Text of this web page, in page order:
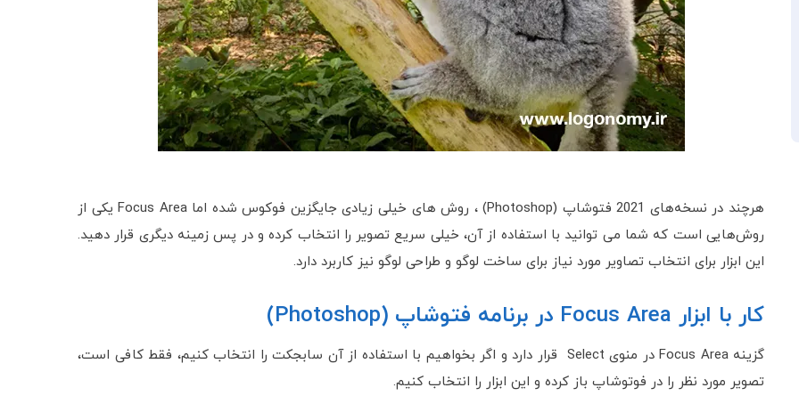
هرچند در نسخه‌های 2021 فتوشاپ (Photoshop) ، روش های خیلی زیادی جایگزین فوکوس شده اما Focus Area یکی از
روش‌هایی است که شما می توانید با استفاده از آن، خیلی سریع تصویر را انتخاب کرده و در پس زمینه دیگری قرار دهید.
این ابزار برای انتخاب تصاویر مورد نیاز برای ساخت لوگو و طراحی لوگو نیز کاربرد دارد.
کار با ابزار Focus Area در برنامه فتوشاپ (Photoshop)
گزینه Focus Area در منوی Select قرار دارد و اگر بخواهیم با استفاده از آن سابجکت را انتخاب کنیم، فقط کافی است،
تصویر مورد نظر را در فوتوشاپ باز کرده و این ابزار را انتخاب کنیم.